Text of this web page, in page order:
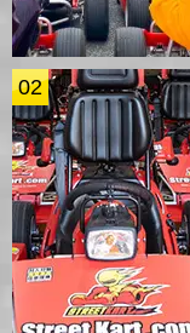
02